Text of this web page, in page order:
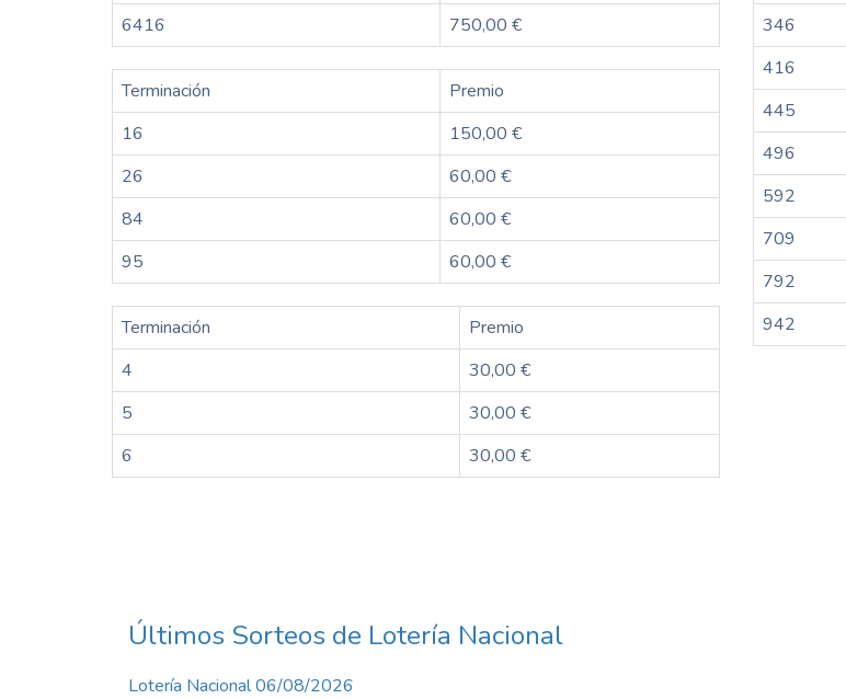
6416
750,00 €
Terminación
Premio
16
150,00 €
26
60,00 €
84
60,00 €
95
60,00 €
Terminación
Premio
4
30,00 €
5
30,00 €
6
30,00 €
346
416
445
496
592
709
792
942
Últimos Sorteos de Lotería Nacional
Lotería Nacional 06/08/2026